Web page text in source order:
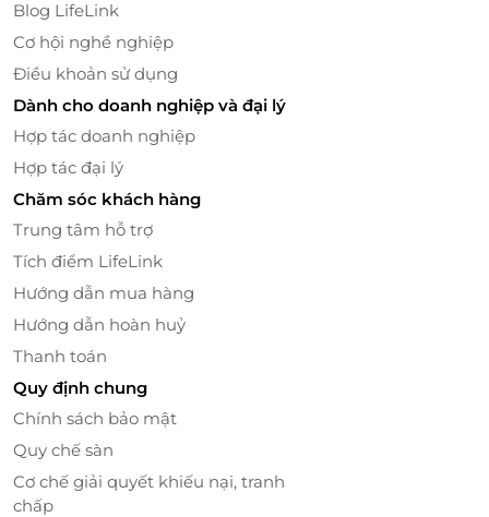
để bạn dễ dàng tiếp cận các khu vực trò chơi khác
nhau mà không cần tốn thời gian di chuyển bộ. Đây
là điểm cộng lớn cho nhóm khách hàng có người lớn
quan không bị đứt quãng vì mỏi chân hay thời tiết
thay đổi.
Các dịch vụ phụ trợ được tổ chức hợp lý, nhân viên
thân thiện cũng giúp trải nghiệm trở nên dễ dàng
và trọn vẹn hơn.
Blog LifeLink
Cơ hội nghề nghiệp
Điều khoản sử dụng
Dành cho doanh nghiệp và đại lý
Hợp tác doanh nghiệp
Hợp tác đại lý
Chăm sóc khách hàng
Trung tâm hỗ trợ
Tích điểm LifeLink
Hướng dẫn mua hàng
Hướng dẫn hoàn huỷ
Thanh toán
Quy định chung
Chính sách bảo mật
Quy chế sàn
Cơ chế giải quyết khiếu nại, tranh
chấp